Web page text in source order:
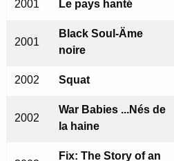
2001 Le pays hanté
2001
Black Soul-Äme
noire
2002 Squat
2002
War Babies ...Nés de
la haine
Fix: The Story of an